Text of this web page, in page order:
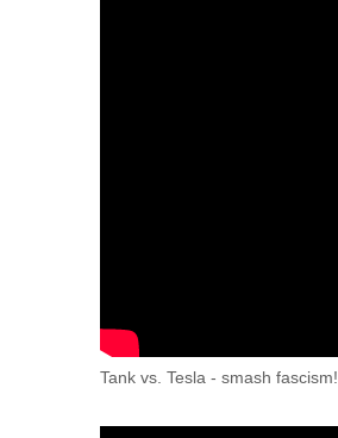
Tank vs. Tesla - smash fascism!